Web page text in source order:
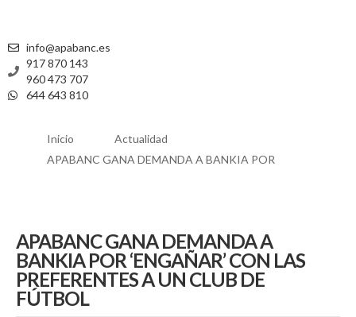
info@apabanc.es
917 870 143
960 473 707
644 643 810
Inicio
Actualidad
APABANC GANA DEMANDA A BANKIA POR
APABANC GANA DEMANDA A
BANKIA POR ‘ENGAÑAR’ CON LAS
PREFERENTES A UN CLUB DE
FÚTBOL